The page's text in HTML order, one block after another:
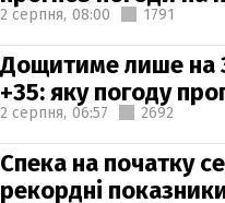
2 серпня, 08:00 1791
Дощитиме лише на
+35: яку погоду
2 серпня, 06:57 2692
Спека на початку
рекордні